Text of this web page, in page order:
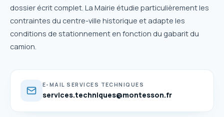
dossier écrit complet. La Mairie étudie particulièrement les
contraintes du centre-ville historique et adapte les
conditions de stationnement en fonction du gabarit du
camion.
E-MAIL SERVICES TECHNIQUES
services.techniques@montesson.fr